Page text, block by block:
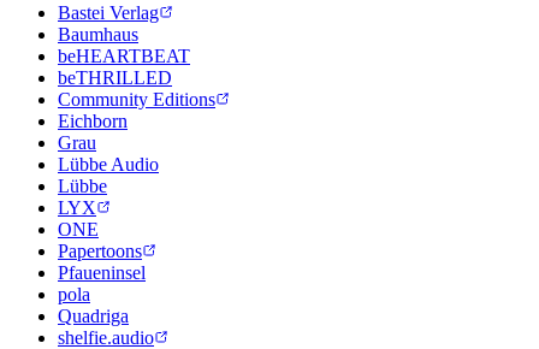
Bastei Verlag
Baumhaus
beHEARTBEAT
beTHRILLED
Community Editions
Eichborn
Grau
Lübbe Audio
Lübbe
LYX
ONE
Papertoons
Pfaueninsel
pola
Quadriga
shelfie.audio